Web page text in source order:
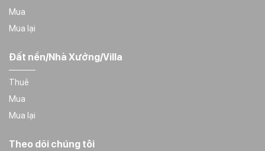
Mua
Mua lại
Đất nền/Nhà Xưởng/Villa
Thuê
Mua
Mua lại
Theo dõi chúng tôi